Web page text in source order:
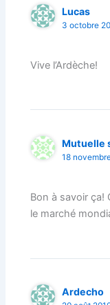
Lucas
3 octobre
Vive l’Ardèche!
Mutuelle
18
Bon à savoir ça!
le marché
Ardecho